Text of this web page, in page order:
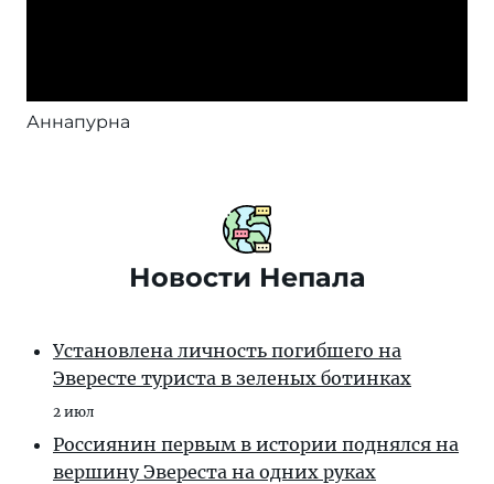
Аннапурна
Новости Непала
Установлена личность погибшего на
Эвересте туриста в зеленых ботинках
2 июл
Россиянин первым в истории поднялся на
вершину Эвереста на одних руках